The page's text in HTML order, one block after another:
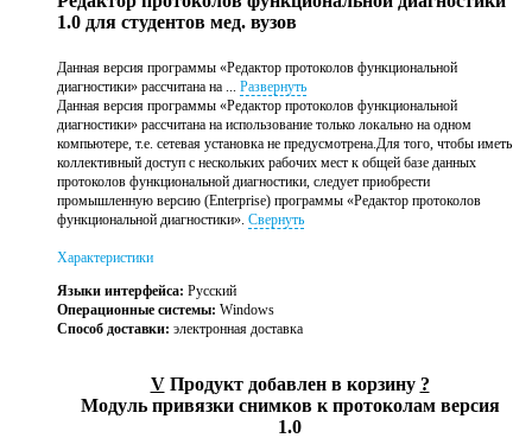
1.0 для студентов мед. вузов
Данная версия программы «Редактор протоколов функциональной
диагностики» рассчитана на ... Развернуть
Данная версия программы «Редактор протоколов функциональной
диагностики» рассчитана на использование только локально на одном
компьютере, т.е. сетевая установка не предусмотрена.Для того, чтобы иметь
коллективный доступ с нескольких рабочих мест к общей базе данных
протоколов функциональной диагностики, следует приобрести
промышленную версию (Enterprise) программы «Редактор протоколов
функциональной диагностики». Свернуть
Характеристики
Языки интерфейса: Русский
Операционные системы: Windows
Способ доставки: электронная доставка
V Продукт добавлен в корзину ?
Модуль привязки снимков к протоколам версия
1.0